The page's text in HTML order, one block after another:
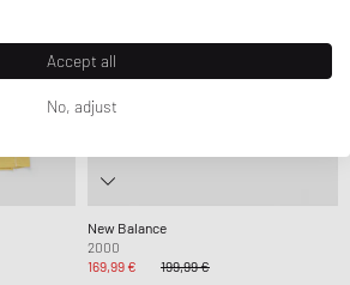
New Balance
2000
169,99 €
199,99 €
Accept all
No, adjust